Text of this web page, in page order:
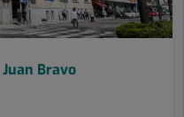
Bravo